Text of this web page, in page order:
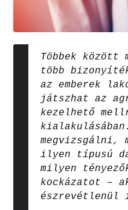
Többek között
több
az emberek
játszhat az
kezelhető
megvizsgálni,
ilyen típusú
milyen
kockázatot –
észrevétlenül